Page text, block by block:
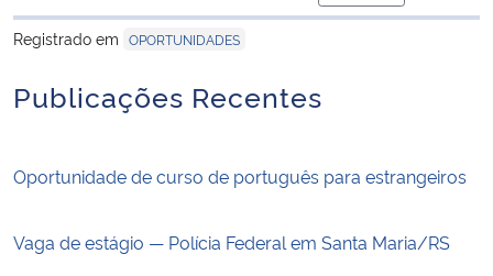
Planalto
para área de
Registrado em OPORTUNIDADES
Publicações Recentes
Oportunidade de curso de português para estrangeiros
Vaga de estágio — Polícia Federal em Santa Maria/RS